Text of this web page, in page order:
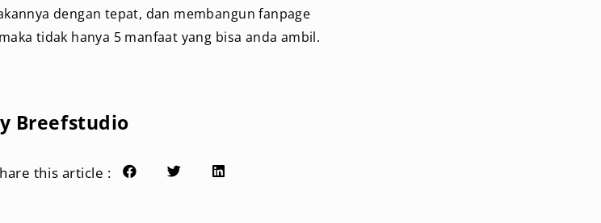
dengan tepat, dan membangun fanpage
tidak hanya 5 manfaat yang bisa anda ambil.
Breefstudio
this article :